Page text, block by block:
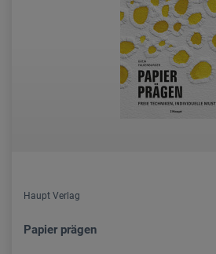
Haupt Verlag
Papier prägen